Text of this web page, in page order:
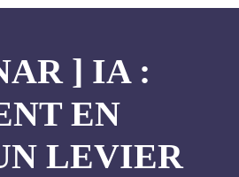
] IA :
EN
LEVIER